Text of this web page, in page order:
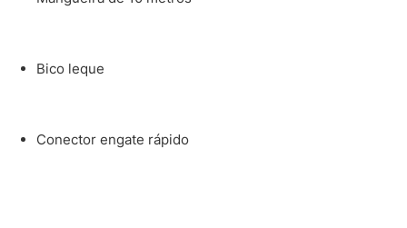
Bico leque
Conector engate rápido